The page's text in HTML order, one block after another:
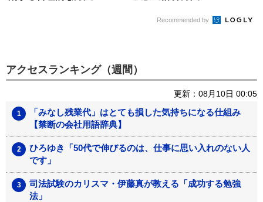
Recommended by
アクセスランキング（週間）
更新：08月10日 00:05
「みなし残業代」はとても損した気持ちになる仕組み
【禁断の会社用語辞典】
ひろゆき「50代で伸びるのは、仕事に思い入れのない人
です」
司法試験のカリスマ・伊藤真が教える「成功する勉強
法」